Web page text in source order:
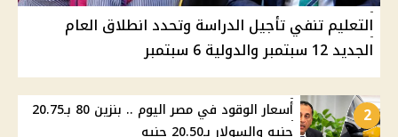
التعليم تنفي تأجيل الدراسة وتحدد انطلاق العام
الجديد 12 سبتمبر والدولية 6 سبتمبر
2
أسعار الوقود في مصر اليوم .. بنزين 80 بـ20.75
جنيه والسولار بـ20.50 جنيه